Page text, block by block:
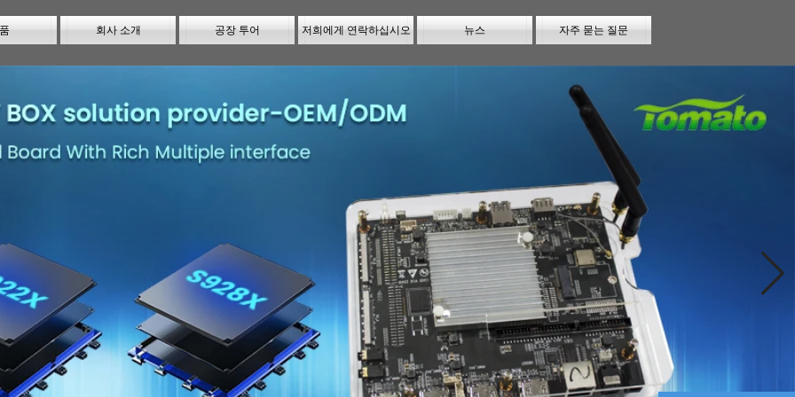
회사 소개 공장 투어 저희에게 연락하십시오 뉴스 자주 묻는 질문